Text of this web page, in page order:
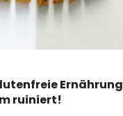
Ernährung
ruiniert!